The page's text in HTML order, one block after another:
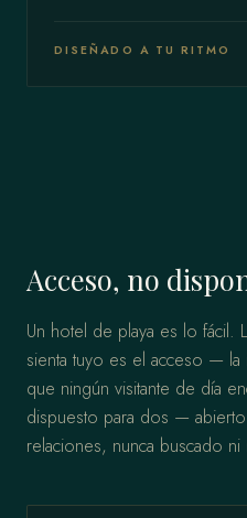
DISEÑADO A TU RITMO
Acceso, no
Un hotel de playa es lo fácil.
sienta tuyo es el acceso — la
que ningún visitante de día
dispuesto para dos —
relaciones, nunca buscado ni